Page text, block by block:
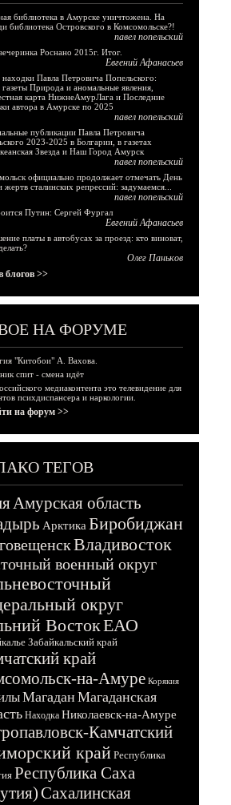
библиотека в Амурске уничтожена. На
библиотека Островского в Комсомольске?!
павел попельский
Роснано 2015г. Итог.
Евгений Афанасьев
Павла Петровича Попельского:
Природа и аномальные явления,
карта НижнеАмурЛага и Последние
автора в Амурске по 2025
павел попельский
публикации Павла Петровича
2023-2025 в Болгарии, в газетах
Звезда и Наш Город Амурск
павел попельский
официально продолжает отмечать День
жертв сталинских репрессий: задумаемся...
павел попельский
Путин: Сергей Фургал
Евгений Афанасьев
платы в автобусах за проезд: кто виноват,
Олег Паньков
блогов >>
НА ФОРУМЕ
"Китобои" А. Вахова.
спит - смена идёт
медиаконтента это телевидение для
психдиспансера и наркологии.
на форум >>
ТЕГОВ
Амурская область
Арктика Биробиджан
Владивосток
военный округ
округ
ВостокЕАО
Забайкальский край
край
на-Амуре Корякия
Магадан Магаданская
Находка Николаевск-на-Амуре
Камчатский
крайРеспублика
Республика Саха
Сахалинская